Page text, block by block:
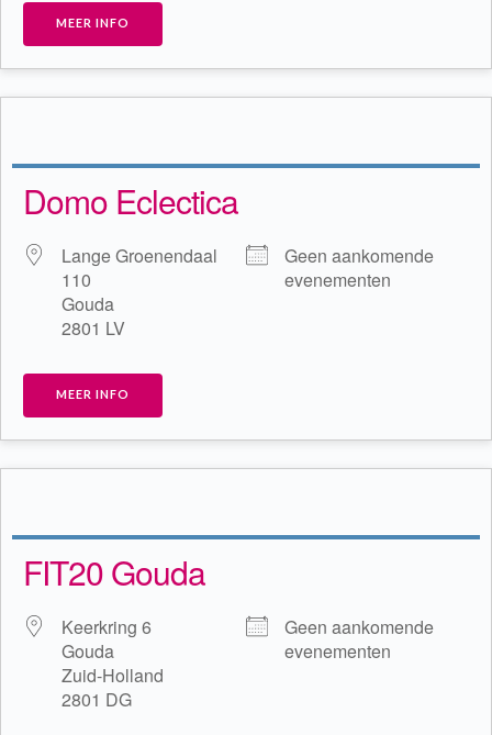
MEER INFO
Domo Eclectica
Lange Groenendaal
110
Gouda
2801 LV
Geen aankomende
evenementen
MEER INFO
FIT20 Gouda
Keerkring 6
Gouda
Zuid-Holland
2801 DG
Geen aankomende
evenementen